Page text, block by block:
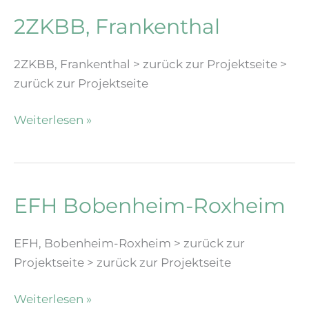
2ZKBB, Frankenthal
2ZKBB, Frankenthal > zurück zur Projektseite >
zurück zur Projektseite
2ZKBB,
Weiterlesen »
EFH Bobenheim-Roxheim
EFH, Bobenheim-Roxheim > zurück zur
Projektseite > zurück zur Projektseite
EFH
Weiterlesen »